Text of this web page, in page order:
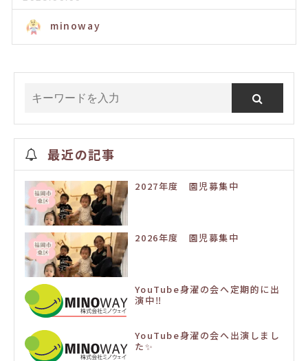
minoway
最近の記事
2027年度 園児募集中
2026年度 園児募集中
YouTube身濯の会へ定期的に出
演中‼️
YouTube身濯の会へ出演しまし
た✨